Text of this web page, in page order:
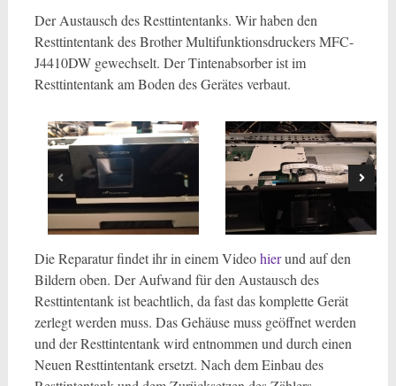
Der Austausch des Resttintentanks. Wir haben den
Resttintentank des Brother Multifunktionsdruckers MFC-
J4410DW gewechselt. Der Tintenabsorber ist im
Resttintentank am Boden des Gerätes verbaut.
Die Reparatur findet ihr in einem Videohierund auf den
Bildern oben. Der Aufwand für den Austausch des
Resttintentank ist beachtlich, da fast das komplette Gerät
zerlegt werden muss. Das Gehäuse muss geöffnet werden
und der Resttintentank wird entnommen und durch einen
Neuen Resttintentank ersetzt. Nach dem Einbau des